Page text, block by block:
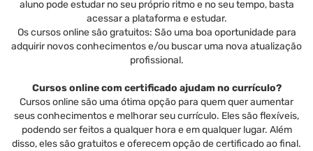
aluno pode estudar no seu próprio ritmo e no seu tempo, basta
acessar a plataforma e estudar.
Os cursos online são gratuitos: São uma boa oportunidade para
adquirir novos conhecimentos e/ou buscar uma nova atualização
profissional.
Cursos online com certificado ajudam no currículo?
Cursos online são uma ótima opção para quem quer aumentar
seus conhecimentos e melhorar seu currículo. Eles são flexíveis,
podendo ser feitos a qualquer hora e em qualquer lugar. Além
disso, eles são gratuitos e oferecem opção de certificado ao final.